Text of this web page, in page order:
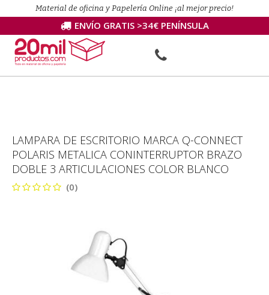
Material de oficina y Papelería Online ¡al mejor precio!
ENVÍO GRATIS >34€ PENÍNSULA
LAMPARA DE ESCRITORIO MARCA Q-CONNECT
POLARIS METALICA CONINTERRUPTOR BRAZO
DOBLE 3 ARTICULACIONES COLOR BLANCO
(0)